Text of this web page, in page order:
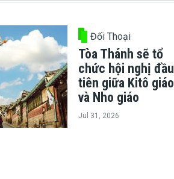
Đối Thoại
Tòa Thánh sẽ tổ
chức hội nghị đầu
tiên giữa Kitô giáo
và Nho giáo
Jul 31, 2026